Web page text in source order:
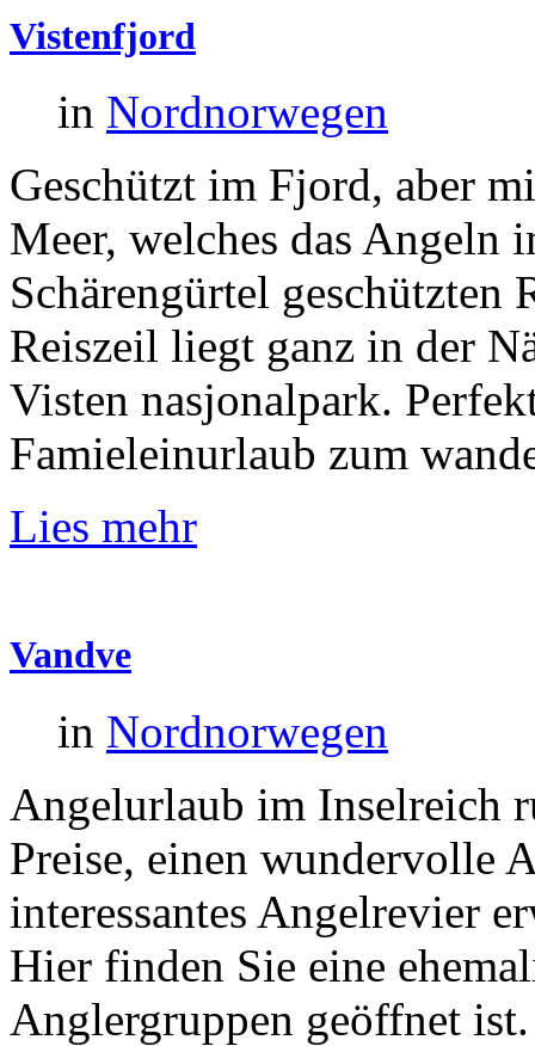
Vistenfjord
in Nordnorwegen
Geschützt im Fjord, aber
Meer, welches das Angeln
Schärengürtel geschützten
Reiszeil liegt ganz in der
Visten nasjonalpark.
Famieleinurlaub zum
Lies mehr
Vandve
in Nordnorwegen
Angelurlaub im Inselreich
Preise, einen wundervolle
interessantes Angelrevier
Hier finden Sie eine
Anglergruppen geöffnet ist.